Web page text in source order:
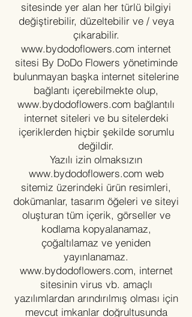
sitesinde yer alan her türlü bilgiyi
değiştirebilir, düzeltebilir ve / veya
çıkarabilir.
www.bydodoflowers.com internet
sitesi By DoDo Flowers yönetiminde
bulunmayan başka internet sitelerine
bağlantı içerebilmekte olup,
www.bydodoflowers.com bağlantılı
internet siteleri ve bu sitelerdeki
içeriklerden hiçbir şekilde sorumlu
değildir.
Yazılı izin olmaksızın
www.bydodoflowers.com web
sitemiz üzerindeki ürün resimleri,
dokümanlar, tasarım öğeleri ve siteyi
oluşturan tüm içerik, görseller ve
kodlama kopyalanamaz,
çoğaltılamaz ve yeniden
yayınlanamaz.
www.bydodoflowers.com, internet
sitesinin virus vb. amaçlı
yazılımlardan arındırılmış olması için
mevcut imkanlar doğrultusunda